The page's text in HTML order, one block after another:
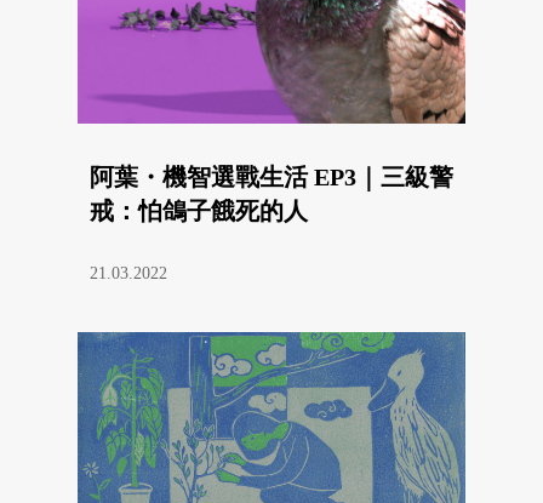
阿葉・機智選戰生活 EP3｜三級警
戒：怕鴿子餓死的人
21.03.2022